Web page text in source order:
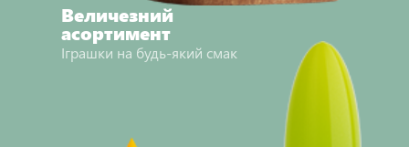
Величезний
асортимент
Іграшки на будь-який смак